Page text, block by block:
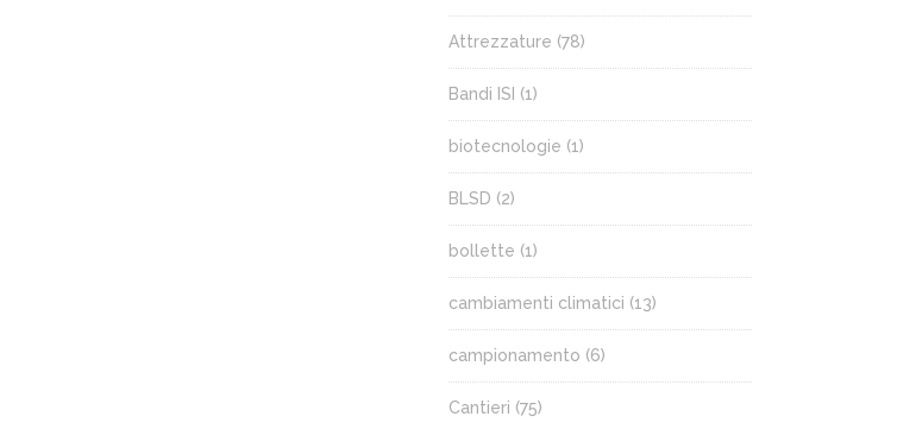
Attrezzature (78)
Bandi ISI (1)
biotecnologie (1)
BLSD (2)
bollette (1)
cambiamenti climatici (13)
campionamento (6)
Cantieri (75)